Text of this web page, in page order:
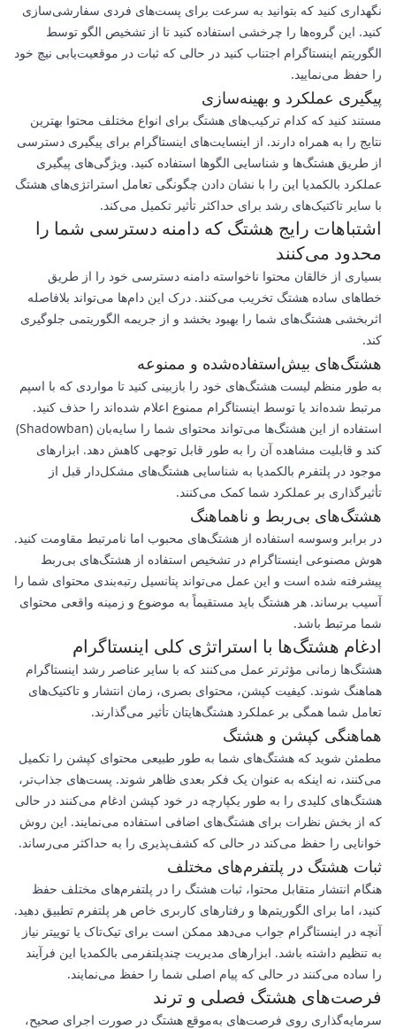
نگهداری کنید که بتوانید به سرعت برای پست‌های فردی سفارشی‌سازی
کنید. این گروه‌ها را چرخشی استفاده کنید تا از تشخیص الگو توسط
الگوریتم اینستاگرام اجتناب کنید در حالی که ثبات در موقعیت‌یابی نیچ خود
را حفظ می‌نمایید.
پیگیری عملکرد و بهینه‌سازی
مستند کنید که کدام ترکیب‌های هشتگ برای انواع مختلف محتوا بهترین
نتایج را به همراه دارند. از اینسایت‌های اینستاگرام برای پیگیری دسترسی
از طریق هشتگ‌ها و شناسایی الگوها استفاده کنید. ویژگی‌های پیگیری
عملکرد بالکمدیا این را با نشان دادن چگونگی تعامل استراتژی‌های هشتگ
با سایر تاکتیک‌های رشد برای حداکثر تأثیر تکمیل می‌کند.
اشتباهات رایج هشتگ که دامنه دسترسی شما را
محدود می‌کنند
بسیاری از خالقان محتوا ناخواسته دامنه دسترسی خود را از طریق
خطاهای ساده هشتگ تخریب می‌کنند. درک این دام‌ها می‌تواند بلافاصله
اثربخشی هشتگ‌های شما را بهبود بخشد و از جریمه الگوریتمی جلوگیری
کند.
هشتگ‌های بیش‌استفاده‌شده و ممنوعه
به طور منظم لیست هشتگ‌های خود را بازبینی کنید تا مواردی که با اسپم
مرتبط شده‌اند یا توسط اینستاگرام ممنوع اعلام شده‌اند را حذف کنید.
استفاده از این هشتگ‌ها می‌تواند محتوای شما را سایه‌بان (Shadowban)
کند و قابلیت مشاهده آن را به طور قابل توجهی کاهش دهد. ابزارهای
موجود در پلتفرم بالکمدیا به شناسایی هشتگ‌های مشکل‌دار قبل از
تأثیرگذاری بر عملکرد شما کمک می‌کنند.
هشتگ‌های بی‌ربط و ناهماهنگ
در برابر وسوسه استفاده از هشتگ‌های محبوب اما نامرتبط مقاومت کنید.
هوش مصنوعی اینستاگرام در تشخیص استفاده از هشتگ‌های بی‌ربط
پیشرفته شده است و این عمل می‌تواند پتانسیل رتبه‌بندی محتوای شما را
آسیب برساند. هر هشتگ باید مستقیماً به موضوع و زمینه واقعی محتوای
شما مرتبط باشد.
ادغام هشتگ‌ها با استراتژی کلی اینستاگرام
هشتگ‌ها زمانی مؤثرتر عمل می‌کنند که با سایر عناصر رشد اینستاگرام
هماهنگ شوند. کیفیت کپشن، محتوای بصری، زمان انتشار و تاکتیک‌های
تعامل شما همگی بر عملکرد هشتگ‌هایتان تأثیر می‌گذارند.
هماهنگی کپشن و هشتگ
مطمئن شوید که هشتگ‌های شما به طور طبیعی محتوای کپشن را تکمیل
می‌کنند، نه اینکه به عنوان یک فکر بعدی ظاهر شوند. پست‌های جذاب‌تر،
هشتگ‌های کلیدی را به طور یکپارچه در خود کپشن ادغام می‌کنند در حالی
که از بخش نظرات برای هشتگ‌های اضافی استفاده می‌نمایند. این روش
خوانایی را حفظ می‌کند در حالی که کشف‌پذیری را به حداکثر می‌رساند.
ثبات هشتگ در پلتفرم‌های مختلف
هنگام انتشار متقابل محتوا، ثبات هشتگ را در پلتفرم‌های مختلف حفظ
کنید، اما برای الگوریتم‌ها و رفتارهای کاربری خاص هر پلتفرم تطبیق دهید.
آنچه در اینستاگرام جواب می‌دهد ممکن است برای تیک‌تاک یا توییتر نیاز
به تنظیم داشته باشد. ابزارهای مدیریت چندپلتفرمی بالکمدیا این فرآیند
را ساده می‌کنند در حالی که پیام اصلی شما را حفظ می‌نمایند.
فرصت‌های هشتگ فصلی و ترند
سرمایه‌گذاری روی فرصت‌های به‌موقع هشتگ در صورت اجرای صحیح،